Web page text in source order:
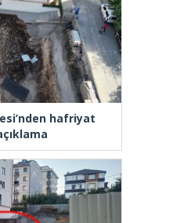
hafriyat